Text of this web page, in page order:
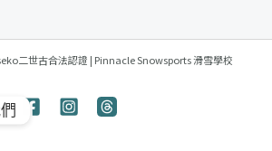
二世古合法認證 | Pinnacle Snowsports 滑雪學校